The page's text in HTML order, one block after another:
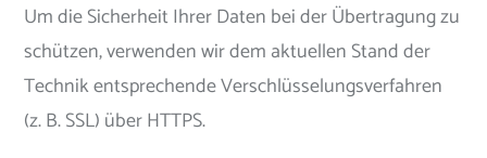
Um die Sicherheit Ihrer Daten bei der Übertragung zu
schützen, verwenden wir dem aktuellen Stand der
Technik entsprechende Verschlüsselungsverfahren
(z. B. SSL) über HTTPS.